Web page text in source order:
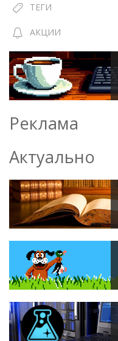
ТЕГИ
АКЦИИ
Реклама
Актуально